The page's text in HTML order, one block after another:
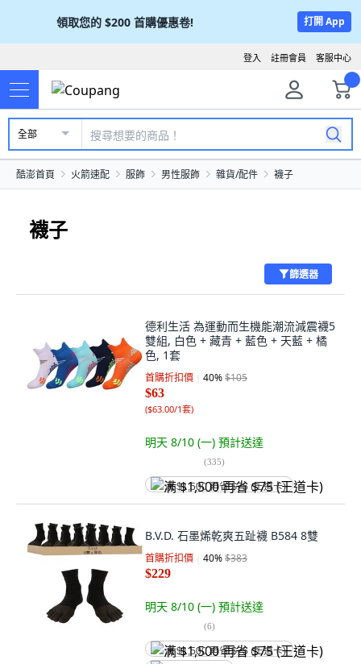
領取您的 $200 首購優惠卷! 打開 App
客服中心
註冊會員
登入
全部
酷澎首頁 火箭速配 服飾 男性服飾 雜貨/配件 襪子
襪子
篩選器
德利生活 為運動而生機能潮流減震襪5
雙組, 白色 + 藏青 + 藍色 + 天藍 + 橘
色, 1套
首購折扣價 40%$105
$63
($63.00/1套)
明天 8/10 (一) 預計送達
(335)
满 $1,500 再省 $75 (王道卡)
B.V.D. 石墨烯乾爽五趾襪 B584 8雙
首購折扣價 40%$383
$229
明天 8/10 (一) 預計送達
(6)
满 $1,500 再省 $75 (王道卡)